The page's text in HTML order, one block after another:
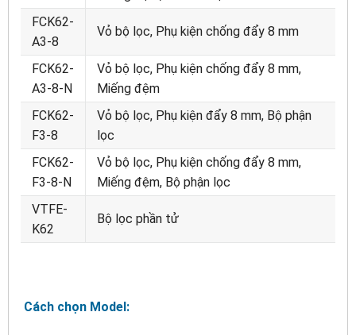
FCK62-
A3-8
Vỏ bộ lọc, Phụ kiện chống đẩy 8 mm
FCK62-
A3-8-N
Vỏ bộ lọc, Phụ kiện chống đẩy 8 mm,
Miếng đệm
FCK62-
F3-8
Vỏ bộ lọc, Phụ kiện đẩy 8 mm, Bộ phận
lọc
FCK62-
F3-8-N
Vỏ bộ lọc, Phụ kiện chống đẩy 8 mm,
Miếng đệm, Bộ phận lọc
VTFE-
K62
Bộ lọc phần tử
Cách chọn Model: